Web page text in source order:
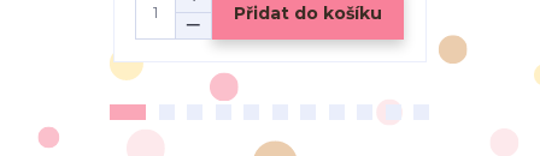
Přidat do košíku